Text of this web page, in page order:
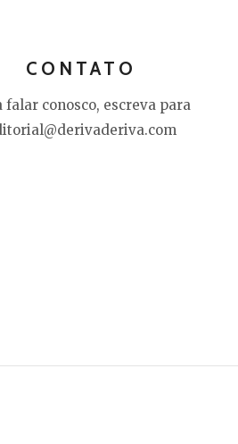
CONTATO
falar conosco, escreva para